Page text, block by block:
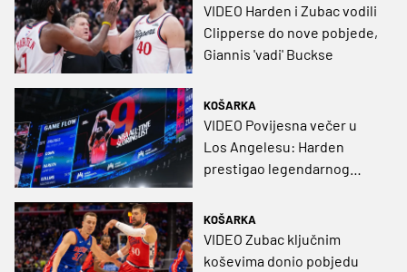
VIDEO Harden i Zubac vodili
Clipperse do nove pobjede,
Giannis 'vadi' Buckse
KOŠARKA
VIDEO Povijesna večer u
Los Angelesu: Harden
prestigao legendarnog
korak do'
KOŠARKA
VIDEO Zubac ključnim
koševima donio pobjedu